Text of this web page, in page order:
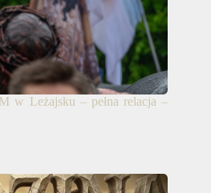
w Leżajsku – pełna relacja –